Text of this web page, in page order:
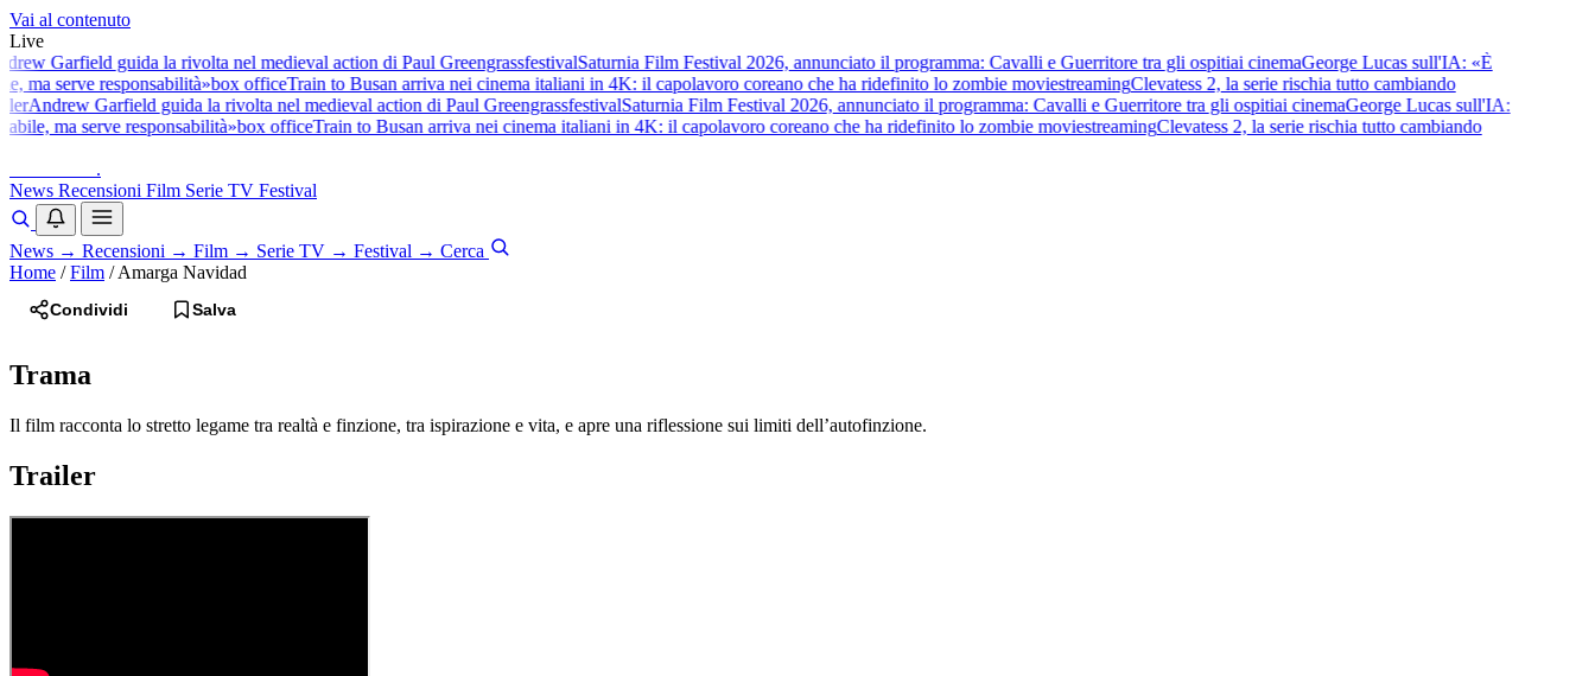
Vai al contenuto
Live
Garfield guida la rivolta nel medieval action di Paul GreengrassfestivalSaturnia Film Festival 2026, annunciato il programma: Cavalli e Guerritore tra gli ospitiai cinemaGeorge Lucas sull'IA: «È
ma serve responsabilità»box officeTrain to Busan arriva nei cinema italiani in 4K: il capolavoro coreano che ha ridefinito lo zombie moviestreamingClevatess 2, la serie rischia tutto cambiando
Andrew Garfield guida la rivolta nel medieval action di Paul GreengrassfestivalSaturnia Film Festival 2026, annunciato il programma: Cavalli e Guerritore tra gli ospitiai cinemaGeorge Lucas sull'IA:
ma serve responsabilità»box officeTrain to Busan arriva nei cinema italiani in 4K: il capolavoro coreano che ha ridefinito lo zombie moviestreamingClevatess 2, la serie rischia tutto cambiando
.
News Recensioni Film Serie TV Festival
News → Recensioni → Film → Serie TV → Festival → Cerca
Home / Film / Amarga Navidad
Condividi Salva
Trama
Il film racconta lo stretto legame tra realtà e finzione, tra ispirazione e vita, e apre una riflessione sui limiti dell’autofinzione.
Trailer